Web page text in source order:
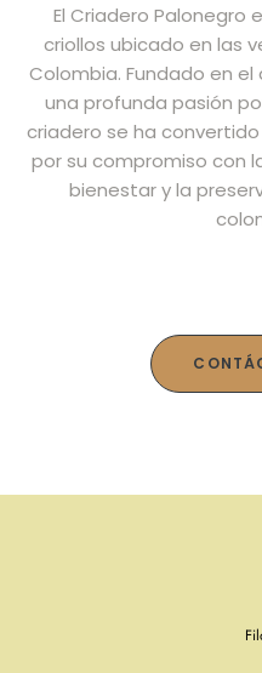
El Criadero Palonegro
criollos ubicado en las
Colombia. Fundado en el
una profunda pasión
criadero se ha
por su compromiso con
bienestar y la